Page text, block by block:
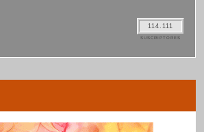
114.111
SUSCRIPTORES